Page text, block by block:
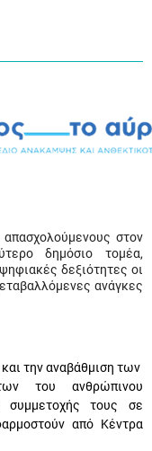
στον
δημόσιο τομέα,
δεξιότητες οι
ανάγκες
την αναβάθμιση των
του ανθρώπινου
τους σε
από Κέντρα